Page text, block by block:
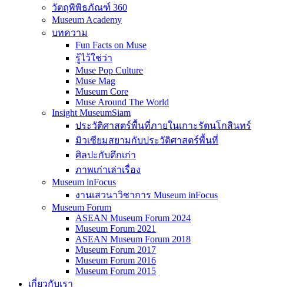
วัตถุพิพิธภัณฑ์ 360
Museum Academy
บทความ
Fun Facts on Muse
รู้ไว้ใช่ว่า
Muse Pop Culture
Muse Mag
Museum Core
Muse Around The World
Insight MuseumSiam
ประวัติศาสตร์พื้นที่ภายในเกาะรัตนโกสินทร์
มิวเซียมสยามกับประวัติศาสตร์พื้นที่
ศิลปะกับตึกเก่า
ภาพเก่าเล่าเรื่อง
Museum inFocus
งานเสวนาวิชาการ Museum inFocus
Museum Forum
ASEAN Museum Forum 2024
Museum Forum 2021
ASEAN Museum Forum 2018
Museum Forum 2017
Museum Forum 2016
Museum Forum 2015
เกี่ยวกับเรา